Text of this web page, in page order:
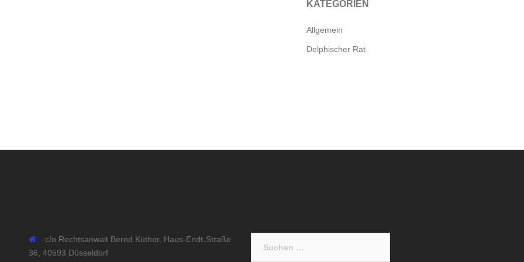
KATEGORIEN
Allgemein
Delphischer Rat
c/o Rechtsanwalt Bernd Küther, Haus-Endt-Straße
36, 40593 Düsseldorf
nach: